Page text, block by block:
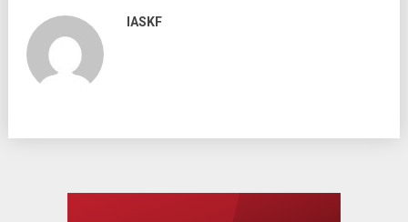
IASKF